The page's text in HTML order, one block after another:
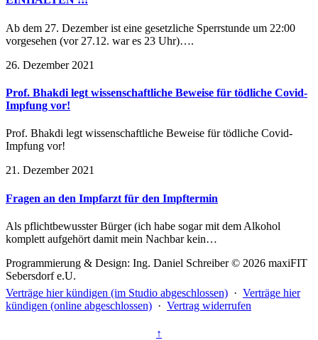
Ab dem 27. Dezember ist eine gesetzliche Sperrstunde um 22:00
vorgesehen (vor 27.12. war es 23 Uhr)….
26. Dezember 2021
Prof. Bhakdi legt wissenschaftliche Beweise für tödliche Covid-
Impfung vor!
Prof. Bhakdi legt wissenschaftliche Beweise für tödliche Covid-
Impfung vor!
21. Dezember 2021
Fragen an den Impfarzt für den Impftermin
Als pflichtbewusster Bürger (ich habe sogar mit dem Alkohol
komplett aufgehört damit mein Nachbar kein…
Programmierung & Design: Ing. Daniel Schreiber © 2026 maxiFIT
Sebersdorf e.U.
Verträge hier kündigen (im Studio abgeschlossen) · Verträge hier
kündigen (online abgeschlossen) · Vertrag widerrufen
↑